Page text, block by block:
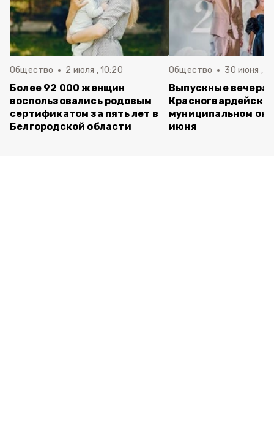
Общество 2 июля , 10:20
Более 92 000 женщин
воспользовались родовым
сертификатом за пять лет в
Белгородской области
Общество 30 июня ,
Выпускные вечера
муниципальном
июня